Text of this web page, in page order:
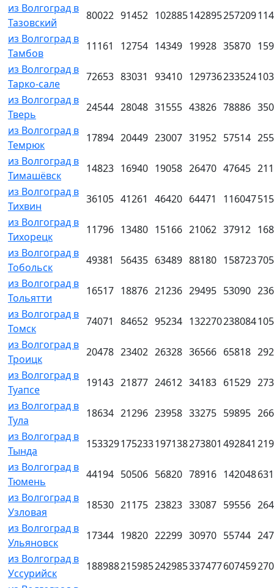
из Волгоград в
Тазовский
80022 91452 102885142895257209
из Волгоград в
Тамбов
11161 12754 14349 19928 35870
из Волгоград в
Тарко-сале
72653 83031 93410 129736233524
из Волгоград в
Тверь
24544 28048 31555 43826 78886
из Волгоград в
Темрюк
17894 20449 23007 31952 57514
из Волгоград в
Тимашёвск
14823 16940 19058 26470 47645
из Волгоград в
Тихвин
36105 41261 46420 64471 116047
из Волгоград в
Тихорецк
11796 13480 15166 21062 37912
из Волгоград в
Тобольск
49381 56435 63489 88180 158723
из Волгоград в
Тольятти
16517 18876 21236 29495 53090
из Волгоград в
Томск
74071 84652 95234 132270238084
из Волгоград в
Троицк
20478 23402 26328 36566 65818
из Волгоград в
Туапсе
19143 21877 24612 34183 61529
из Волгоград в
Тула
18634 21296 23958 33275 59895
из Волгоград в
Тында
153329175233197138273801 492841
из Волгоград в
Тюмень
44194 50506 56820 78916 142048
из Волгоград в
Узловая
18530 21175 23823 33087 59556
из Волгоград в
Ульяновск
17344 19820 22299 30970 55744
из Волгоград в
Уссурийск
188988215985242985337477607459